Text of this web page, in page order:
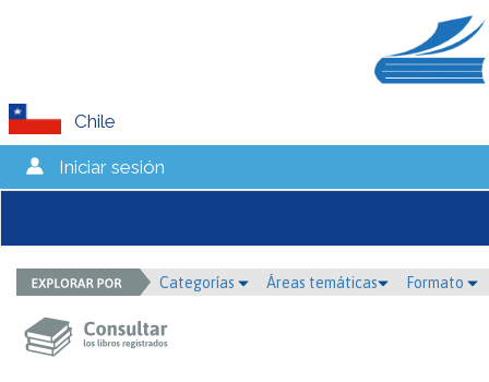
Chile
Iniciar sesión
Categorías Áreas temáticas Formato